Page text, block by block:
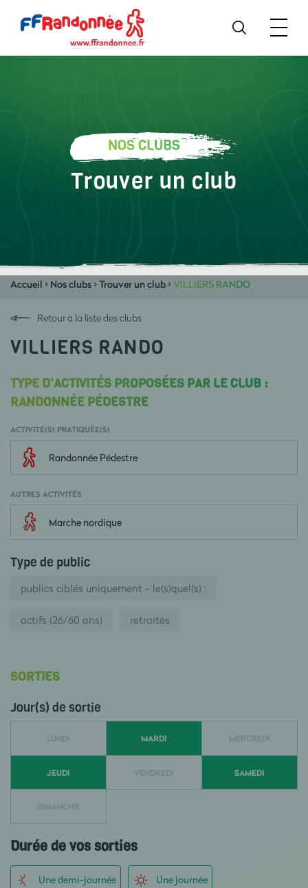
NOS CLUBS
Trouver un club
Accueil > Nos clubs>Trouver un club>VILLIERS RANDO
Retour à la liste des clubs
VILLIERS RANDO
TYPE D'ACTIVITÉS PROPOSÉES PAR LE CLUB :
RANDONNÉE PÉDESTRE
ACTIVITÉ(S) PRATIQUÉE(S)
Randonnée Pédestre
AUTRES ACTIVITÉS
Marche nordique
Type de public
publics ciblés uniquement - le(s)quel(s) :
actifs (26/60 ans) retraités
SORTIES
Jour(s) de sortie
LUNDI MARDI MERCREDI
JEUDI VENDREDI SAMEDI
DIMANCHE
Durée de vos sorties
Une demi-journée Une journée